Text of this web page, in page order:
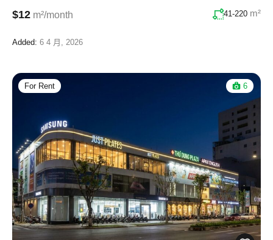
$12 m²/month 41-220 m²
Added: 6 4 月, 2026
For Rent 6